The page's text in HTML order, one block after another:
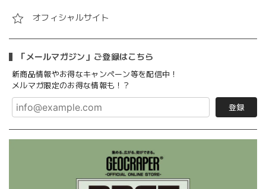
オフィシャルサイト
「メールマガジン」ご登録はこちら
新商品情報やお得なキャンペーン等を配信中！
メルマガ限定のお得な情報も！？
登録